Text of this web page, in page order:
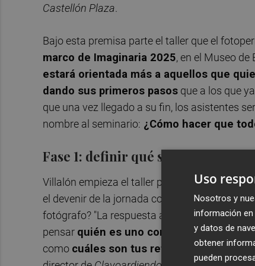
Castellón Plaza.
Bajo esta premisa parte el taller que el
marco de Imaginaria 2025, en el Museo
estará orientada más a aquellos que
dando sus primeros pasos que a los que
que una vez llegado a su fin, los asistentes
nombre al seminario: ¿Cómo hacer que
Fase 1: definir qué soy o qué
Villalón empieza el taller planteando una
el devenir de la jornada como en el futuro de
fotógrafo? "La respuesta a esta pregunta ya
pensar quién es uno como fotógrafo,
como cuáles son tus referentes, tus
Uso
Nosotros y
información
y datos de
obtener
pueden